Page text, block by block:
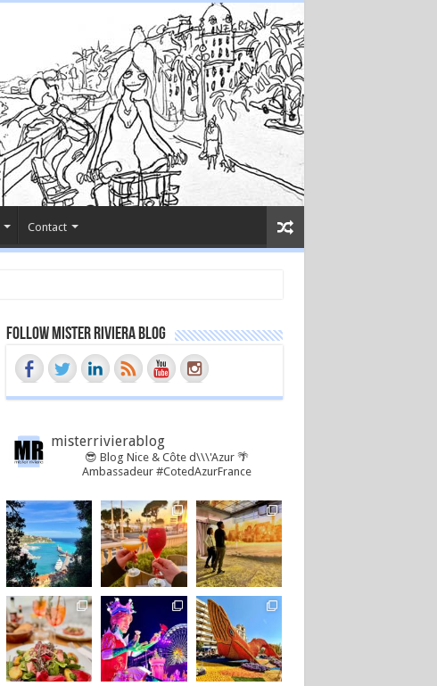
Contact
Follow Mister Riviera Blog
misterrivierablog
😎 Blog Nice & Côte d\\\'Azur 🌴
Ambassadeur #CotedAzurFrance